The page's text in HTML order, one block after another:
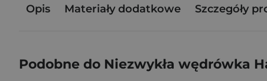
Opis Materiały dodatkowe Szczegóły
Podobne do Niezwykła wędrówka